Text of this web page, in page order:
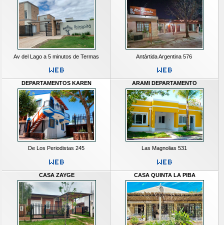
Av del Lago a 5 minutos de Termas Antártida Argentina 576
DEPARTAMENTOS KAREN
De Los Periodistas 245
ARAMI DEPARTAMENTO
Las Magnolias 531
CASA ZAYGE CASA QUINTA LA PIBA